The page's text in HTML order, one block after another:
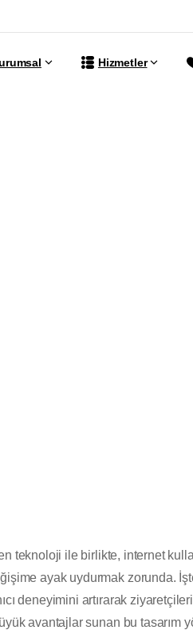
Hizmetler
teknoloji ile birlikte, internet
ayak uydurmak zorunda.
deneyimini artırarak
avantajlar sunan bu tasarım